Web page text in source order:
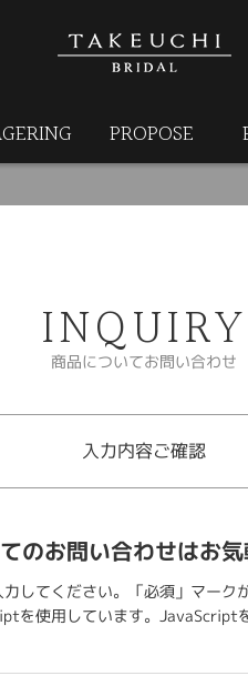
PROPOSE
INQUIRY
商品についてお問い合わせ
入力内容ご確認
のお問い合わせはお
してください。「必須」マーク
を使用しています。JavaScript